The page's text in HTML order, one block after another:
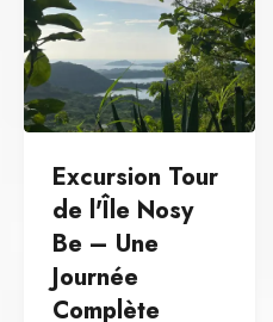
Excursion Tour
de l'Île Nosy
Be – Une
Journée
Complète